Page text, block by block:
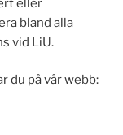
eller
bland alla
vid LiU.
du på vår webb: